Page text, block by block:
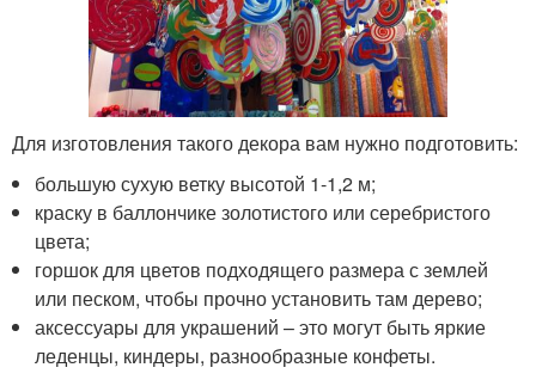
Для изготовления такого декора вам нужно подготовить:
большую сухую ветку высотой 1-1,2 м;
краску в баллончике золотистого или серебристого
цвета;
горшок для цветов подходящего размера с землей
или песком, чтобы прочно установить там дерево;
аксессуары для украшений – это могут быть яркие
леденцы, киндеры, разнообразные конфеты.